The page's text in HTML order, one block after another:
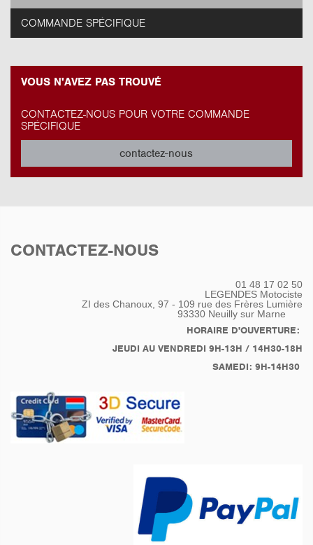
COMMANDE SPÉCIFIQUE
VOUS N'AVEZ PAS TROUVÉ
CONTACTEZ-NOUS POUR VOTRE COMMANDE
SPÉCIFIQUE
contactez-nous
CONTACTEZ-NOUS
01 48 17 02 50
LEGENDES Motociste
ZI des Chanoux, 97 - 109 rue des Frères Lumière
93330 Neuilly sur Marne
HORAIRE D'OUVERTURE:
JEUDI AU VENDREDI 9H-13H / 14H30-18H
SAMEDI: 9H-14H30